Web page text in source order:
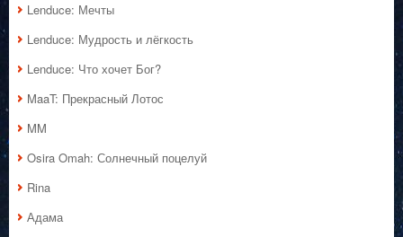
Lenduce: Мечты
Lenduce: Мудрость и лёгкость
Lenduce: Что хочет Бог?
MaaT: Прекрасный Лотос
MM
Osira Omah: Солнечный поцелуй
Rina
Адама